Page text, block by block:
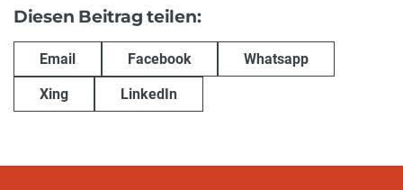
Diesen Beitrag teilen:
Email Facebook Whatsapp
Xing LinkedIn